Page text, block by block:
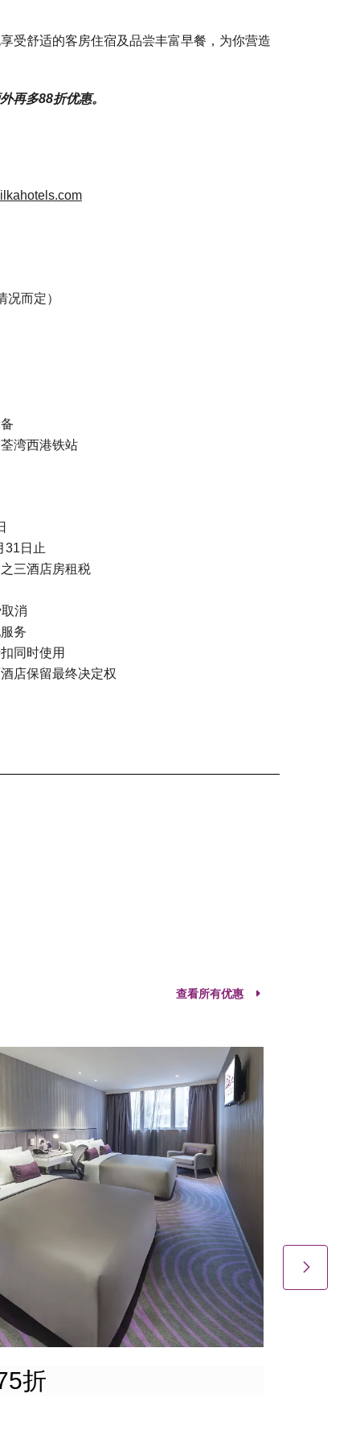
受舒适的客房住宿及品尝丰富早餐，为你营造
再多88折优惠。
而定）
湾西港铁站
31日止
三酒店房租税
消
务
同时使用
店保留最终决定权
查看所有优惠
折